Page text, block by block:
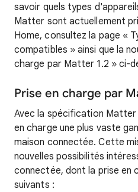
savoir quels types
Matter sont actuellement
Home, consultez la page «
compatibles » ainsi que la
charge par Matter 1.2 » ci-
Prise en charge par
Avec la spécification Matter
en charge une plus vaste
maison connectée. Cette
nouvelles possibilités
connectée, dont la prise en
suivants :